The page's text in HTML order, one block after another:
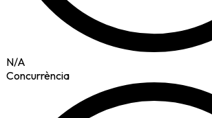
N/A
Concurrència